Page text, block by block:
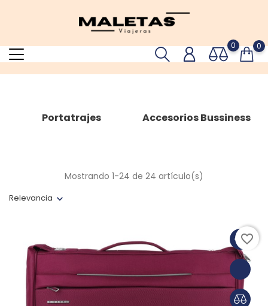
0 0
Portatrajes Accesorios Bussiness
Relevancia
Mostrando 1-24 de 24 artículo(s)
favorite_border